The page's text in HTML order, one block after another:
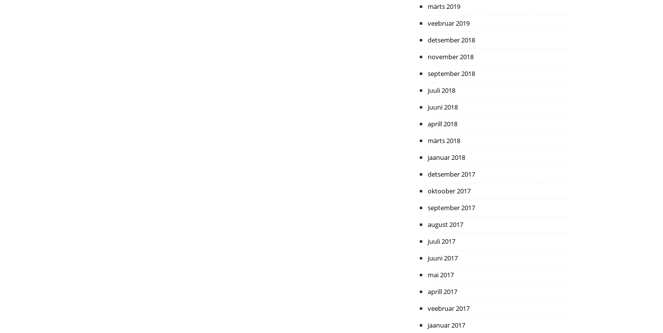
märts 2019
veebruar 2019
detsember 2018
november 2018
september 2018
juuli 2018
juuni 2018
aprill 2018
märts 2018
jaanuar 2018
detsember 2017
oktoober 2017
september 2017
august 2017
juuli 2017
juuni 2017
mai 2017
aprill 2017
veebruar 2017
jaanuar 2017